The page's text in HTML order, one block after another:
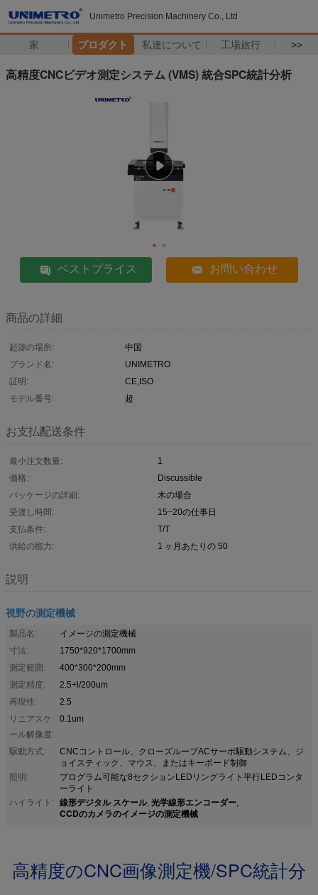
Unimetro Precision Machinery Co., Ltd
家 プロダクト 私達について 工場旅行 >>
高精度CNCビデオ測定システム (VMS) 統合SPC統計分析
ベストプライス お問い合わせ
商品の詳細
起源の場所:
中国
ブランド名:
UNIMETRO
証明:
CE,ISO
モデル番号:
超
お支払配送条件
最小注文数量:
1
価格:
Discussible
パッケージの詳細:
木の場合
受渡し時間:
15~20の仕事日
支払条件:
T/T
供給の能力:
1 ヶ月あたりの 50
説明
視野の測定機械
製品名:
イメージの測定機械
寸法:
1750*920*1700mm
測定範囲:
400*300*200mm
測定精度:
2.5+l/200um
再現性:
2.5
リニアスケ
ール解像度:
0.1um
駆動方式:
CNCコントロール、クローズループACサーボ駆動システム、ジ
ョイスティック、マウス、またはキーボード制御
照明:
プログラム可能な8セクションLEDリングライト平行LEDコンタ
ーライト
ハイライト:
線形デジタル スケール, 光学線形エンコーダー,
CCDのカメラのイメージの測定機械
高精度のCNC画像測定機/SPC統計分